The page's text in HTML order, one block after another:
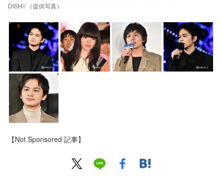
DISH// （提供写真）
【Not Sponsored 記事】